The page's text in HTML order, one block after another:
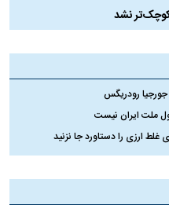
نشد
جورجیا رودریگس
ملت ایران نیست
ارزی را دستاورد جا نزنید